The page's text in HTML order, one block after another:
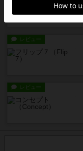
レビュー
レビュー